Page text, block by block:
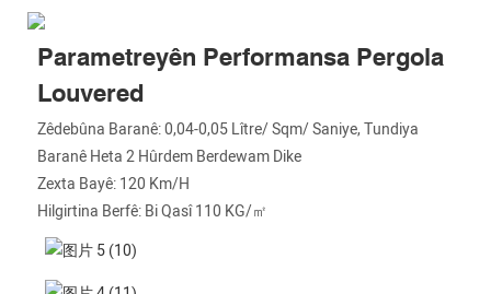
Parametreyên Performansa Pergola
Louvered
Zêdebûna Baranê: 0,04-0,05 Lître/ Sqm/ Saniye, Tundiya
Baranê Heta 2 Hûrdem Berdewam Dike
Zexta Bayê: 120 Km/h
Hilgirtina Berfê: Bi Qasî 110 KG/㎡